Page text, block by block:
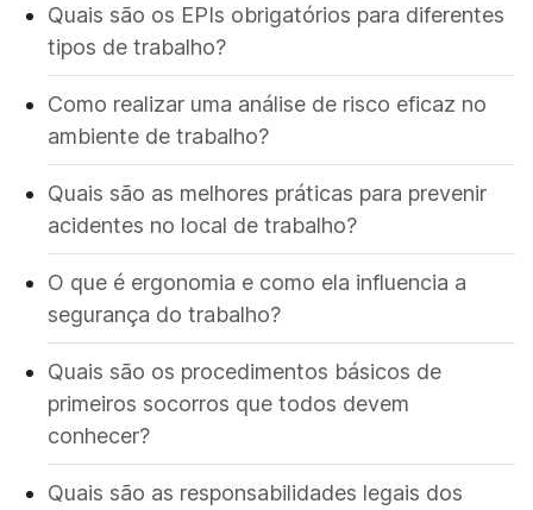
Quais são os EPIs obrigatórios para diferentes
tipos de trabalho?
Como realizar uma análise de risco eficaz no
ambiente de trabalho?
Quais são as melhores práticas para prevenir
acidentes no local de trabalho?
O que é ergonomia e como ela influencia a
segurança do trabalho?
Quais são os procedimentos básicos de
primeiros socorros que todos devem
conhecer?
Quais são as responsabilidades legais dos